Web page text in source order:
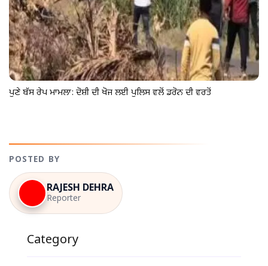
ਪੁਣੇ ਬੱਸ ਰੇਪ ਮਾਮਲਾ: ਦੋਸ਼ੀ ਦੀ ਖੋਜ ਲਈ ਪੁਲਿਸ ਵਲੋਂ ਡਰੋਨ ਦੀ ਵਰਤੋਂ
POSTED BY
RAJESH DEHRA
Reporter
Category